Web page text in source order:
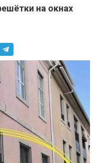
на окнах